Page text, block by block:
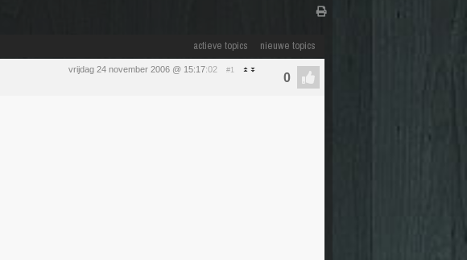
actieve topics nieuwe topics
vrijdag 24 november 2006 @ 15:17:02 #1